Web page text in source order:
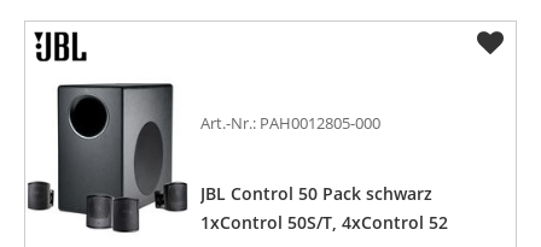
Art.-Nr.: PAH0012805-000
JBL Control 50 Pack schwarz
1xControl 50S/T, 4xControl 52